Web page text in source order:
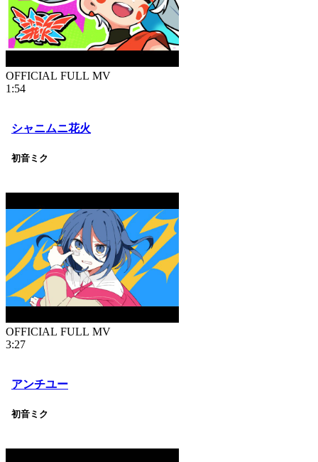
OFFICIAL FULL MV
1:54
シャニムニ花火
初音ミク
OFFICIAL FULL MV
3:27
アンチユー
初音ミク